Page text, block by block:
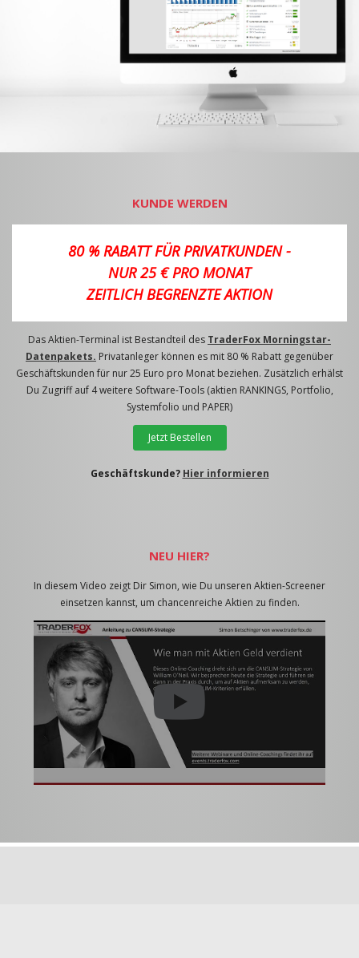
KUNDE WERDEN
80 % RABATT FÜR PRIVATKUNDEN -
NUR 25 € PRO MONAT
ZEITLICH BEGRENZTE AKTION
Das Aktien-Terminal ist Bestandteil des TraderFox Morningstar-
Datenpakets. Privatanleger können es mit 80 % Rabatt gegenüber
Geschäftskunden für nur 25 Euro pro Monat beziehen. Zusätzlich erhälst
Du Zugriff auf 4 weitere Software-Tools (aktien RANKINGS, Portfolio,
Systemfolio und PAPER)
Jetzt Bestellen
Geschäftskunde? Hier informieren
NEU HIER?
In diesem Video zeigt Dir Simon, wie Du unseren Aktien-Screener
einsetzen kannst, um chancenreiche Aktien zu finden.